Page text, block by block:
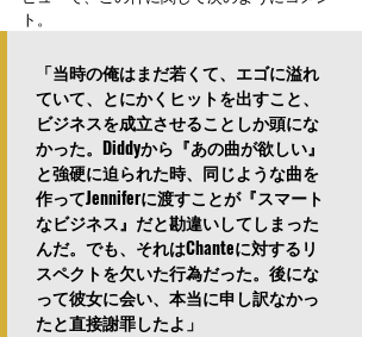
ト。
「当時の俺はまだ若くて、エゴに溢れ
ていて、とにかくヒットを出すこと、
ビジネスを成立させることしか頭にな
かった。Diddyから『あの曲が欲しい』
と強硬に迫られた時、同じような曲を
作ってJenniferに渡すことが『スマート
なビジネス』だと勘違いしてしまった
んだ。でも、それはChanteに対するリ
スペクトを欠いた行為だった。後にな
って彼女に会い、本当に申し訳なかっ
たと直接謝罪したよ」